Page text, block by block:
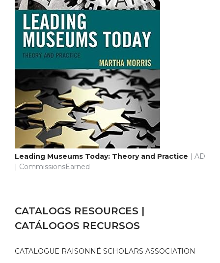
Leading Museums Today: Theory and Practice | AD
| CommissionsEarned
CATALOGS RESOURCES |
CATÁLOGOS RECURSOS
CATALOGUE RAISONNÉ SCHOLARS ASSOCIATION